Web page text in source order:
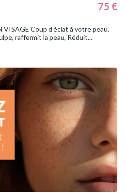
75 €
VISAGE Coup d’éclat à votre peau,
raffermit la peau, Réduit...